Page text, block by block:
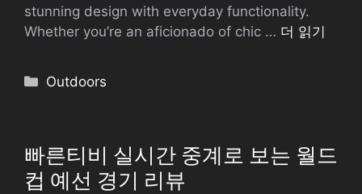
stunning design with everyday functionality.
Whether you’re an aficionado of chic … 더 읽기
카
Outdoors
빠른티비 실시간 중계로 보는 월드
컵 예선 경기 리뷰